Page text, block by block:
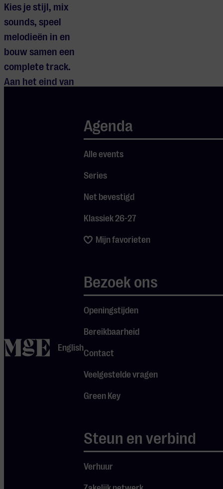
homeEnglish
Agenda
Alle events
Series
Net bevestigd
Klassiek 26-27
Mijn favorieten
Bezoek ons
Openingstijden
Bereikbaarheid
Contact
Veelgestelde vragen
Green Key
Steun en verbind
Verhuur
Kies je stijl, mix
sounds, speel
melodieën in en
bouw samen een
complete track.
Aan het eind van